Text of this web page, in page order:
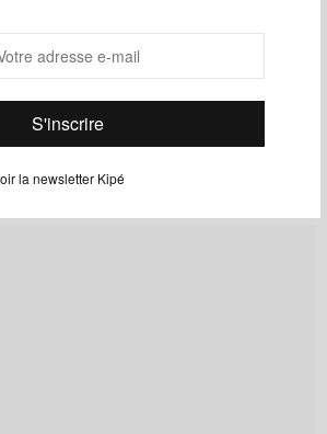
la newsletter Kipé
Cyriane KM
situés au coeur
arrondissement de